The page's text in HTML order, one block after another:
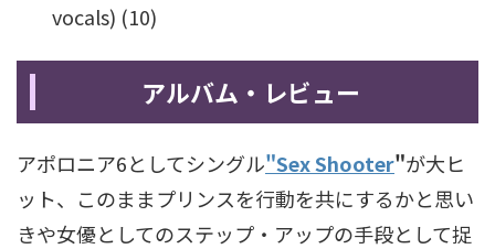
vocals) (10)
アルバム・レビュー
アポロニア6としてシングル"Sex Shooter"が大ヒ
ット、このままプリンスを行動を共にするかと思い
きや女優としてのステップ・アップの手段として捉